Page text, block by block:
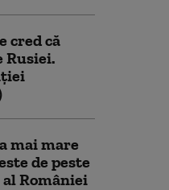
cred că
Rusiei.
mai mare
de peste
României